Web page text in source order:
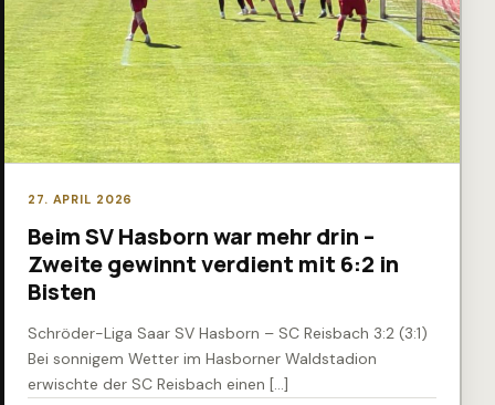
27. APRIL 2026
Beim SV Hasborn war mehr drin –
Zweite gewinnt verdient mit 6:2 in
Bisten
Schröder-Liga Saar SV Hasborn – SC Reisbach 3:2 (3:1)
Bei sonnigem Wetter im Hasborner Waldstadion
erwischte der SC Reisbach einen […]